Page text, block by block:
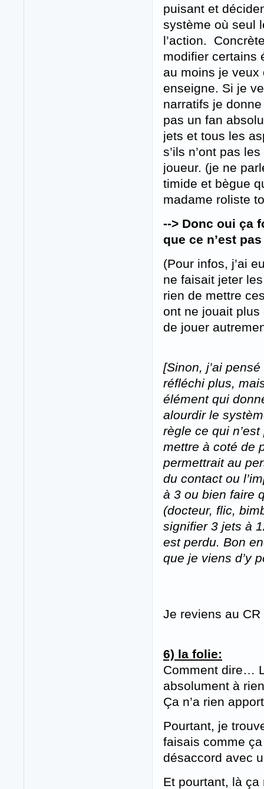
puisant et
système où seul
l’action.
modifier certains
au moins je veux
enseigne. Si je
narratifs je
pas un fan
jets et tous les
s’ils n’ont pas
joueur. (je ne
timide et bègue
madame roliste
--> Donc oui ça
que ce n’est
(Pour infos, j’ai
ne faisait jeter
rien de mettre
ont ne jouait
de jouer
[Sinon, j’ai
réfléchi plus,
élément qui
alourdir le
règle ce qui
mettre à coté de
permettrait au
du contact ou
à 3 ou bien faire
(docteur, flic,
signifier 3 jets à
est perdu. Bon
que je viens d’y
Je reviens au
6) la folie:
Comment dire…
absolument à
Ça n’a rien
Pourtant, je
faisais comme
désaccord avec
Et pourtant, là ça